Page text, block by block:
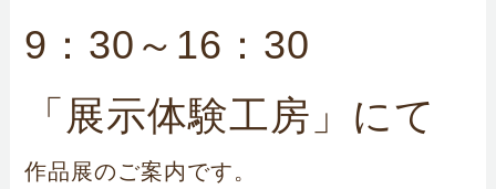
9：30～16：30
「展示体験工房」にて
作品展のご案内です。